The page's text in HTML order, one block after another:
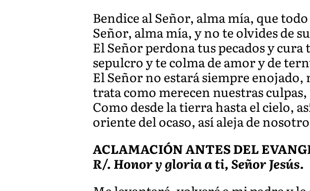
Bendice al Señor, alma mía, que
Señor, alma mía, y no te olvides de
El Señor perdona tus pecados y
sepulcro y te colma de amor y de
El Señor no estará siempre
trata como merecen nuestras
Como desde la tierra hasta el cielo,
oriente del ocaso, así aleja de
ACLAMACIÓN ANTES DEL
R/. Honor y gloria a ti, Señor Jesús.